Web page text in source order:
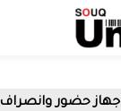
جهاز حضور وانصراف